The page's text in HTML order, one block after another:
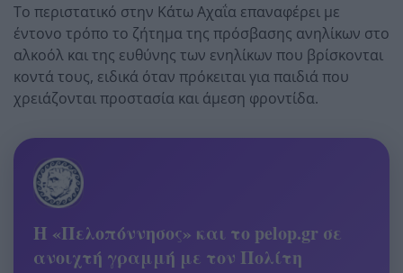
Το περιστατικό στην Κάτω Αχαΐα επαναφέρει με
έντονο τρόπο το ζήτημα της πρόσβασης ανηλίκων στο
αλκοόλ και της ευθύνης των ενηλίκων που βρίσκονται
κοντά τους, ειδικά όταν πρόκειται για παιδιά που
χρειάζονται προστασία και άμεση φροντίδα.
Η «Πελοπόννησος» και το pelop.gr σε
ανοιχτή γραμμή με τον Πολίτη